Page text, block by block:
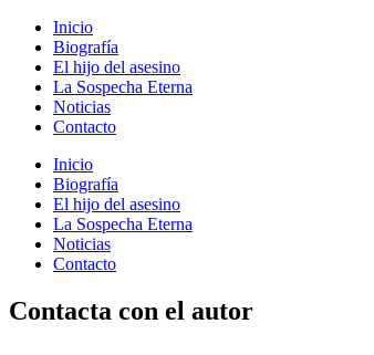
Inicio
Biografía
El hijo del asesino
La Sospecha Eterna
Noticias
Contacto
Inicio
Biografía
El hijo del asesino
La Sospecha Eterna
Noticias
Contacto
Contacta con el autor